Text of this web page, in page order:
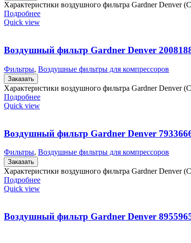
Характеристики воздушного фильтра Gardner
Подробнее
Quick view
Воздушный фильтр Gardner Denver
Фильтры, Воздушные фильтры для компрессоров
Заказать
Характеристики воздушного фильтра Gardner
Подробнее
Quick view
Воздушный фильтр Gardner Denver
Фильтры, Воздушные фильтры для компрессоров
Заказать
Характеристики воздушного фильтра Gardner
Подробнее
Quick view
Воздушный фильтр Gardner Denver